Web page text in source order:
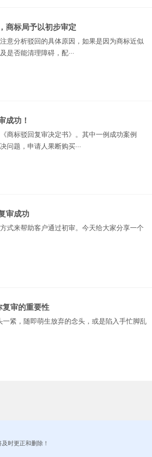
商标局予以初步审定
意分析驳回的具体原因，如果是因为商标近似
否能清理障碍，配···
成功！
商标驳回复审决定书》。其中一例成功案例
题，申请人果断购买···
审成功
式来帮助客户通过初审。今天给大家分享一个
审的重要性
一紧，随即萌生放弃的念头，或是陷入手忙脚乱
时更正和删除！